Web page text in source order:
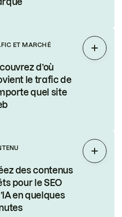
ET MARCHÉ
d’où
le trafic de
quel site
des contenus
pour le SEO
en quelques